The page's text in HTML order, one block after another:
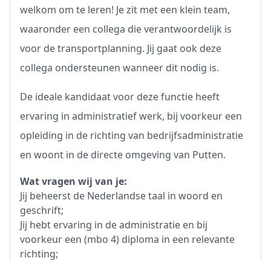
welkom om te leren! Je zit met een klein team,
waaronder een collega die verantwoordelijk is
voor de transportplanning. Jij gaat ook deze
collega ondersteunen wanneer dit nodig is.
De ideale kandidaat voor deze functie heeft
ervaring in administratief werk, bij voorkeur een
opleiding in de richting van bedrijfsadministratie
en woont in de directe omgeving van Putten.
Wat vragen wij van je:
Jij beheerst de Nederlandse taal in woord en
geschrift;
Jij hebt ervaring in de administratie en bij
voorkeur een (mbo 4) diploma in een relevante
richting;